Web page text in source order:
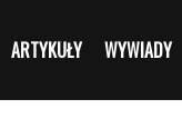
ARTYKUŁY WYWIADY